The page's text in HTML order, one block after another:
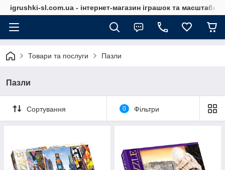
igrushki-sl.com.ua - інтернет-магазин іграшок та
Товари та послуги Пазли
Пазли
Сортування 0 Фільтри